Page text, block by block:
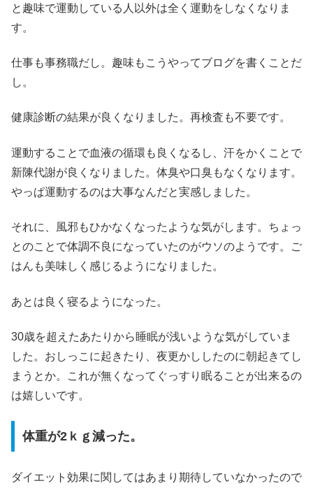
と趣味で運動している人以外は全く運動をしなくなりま
す。
仕事も事務職だし。趣味もこうやってブログを書くことだ
し。
健康診断の結果が良くなりました。再検査も不要です。
運動することで血液の循環も良くなるし、汗をかくことで
新陳代謝が良くなりました。体臭や口臭もなくなります。
やっぱ運動するのは大事なんだと実感しました。
それに、風邪もひかなくなったような気がします。ちょっ
とのことで体調不良になっていたのがウソのようです。ご
はんも美味しく感じるようになりました。
あとは良く寝るようになった。
30歳を超えたあたりから睡眠が浅いような気がしていま
した。おしっこに起きたり、夜更かししたのに朝起きてし
まうとか。これが無くなってぐっすり眠ることが出来るの
は嬉しいです。
体重が2ｋｇ減った。
ダイエット効果に関してはあまり期待していなかったので